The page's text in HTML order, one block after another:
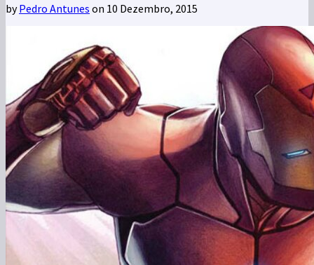
byPedro Antunes on 10 Dezembro, 2015